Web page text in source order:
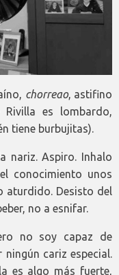
chorreao, astifino
es lombardo,
tiene burbujitas).
nariz. Aspiro. Inhalo
conocimiento unos
aturdido. Desisto del
no a esnifar.
no soy capaz de
cariz especial.
es algo más fuerte,